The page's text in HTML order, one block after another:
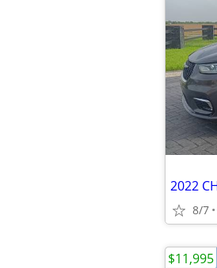
8/7
$11,995